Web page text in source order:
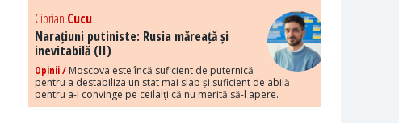
Ciprian Cucu
Narațiuni putiniste: Rusia măreață și
inevitabilă (II)
Opinii / Moscova este încă suficient de puternică
pentru a destabiliza un stat mai slab și suficient de abilă
pentru a-i convinge pe ceilalți că nu merită să-l apere.